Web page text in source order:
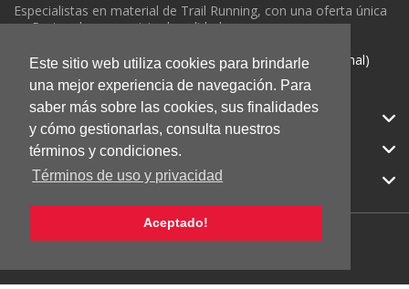
Este sitio web utiliza cookies para brindarle
una mejor experiencia de navegación. Para
saber más sobre las cookies, sus finalidades
y cómo gestionarlas, consulta nuestros
términos y condiciones.
Términos de uso y privacidad
Aceptado!
Especialistas en material de Trail Running, con una oferta única
en Portugal y un servicio de calidad.
( +351) 918816191 (Chamada para rede móvel nacional)
geral@run.pt
RUN.PT
CATEGORIAS
APOIO AO CLIENTE
© 2026 RUN |Todos los derechos reservados.